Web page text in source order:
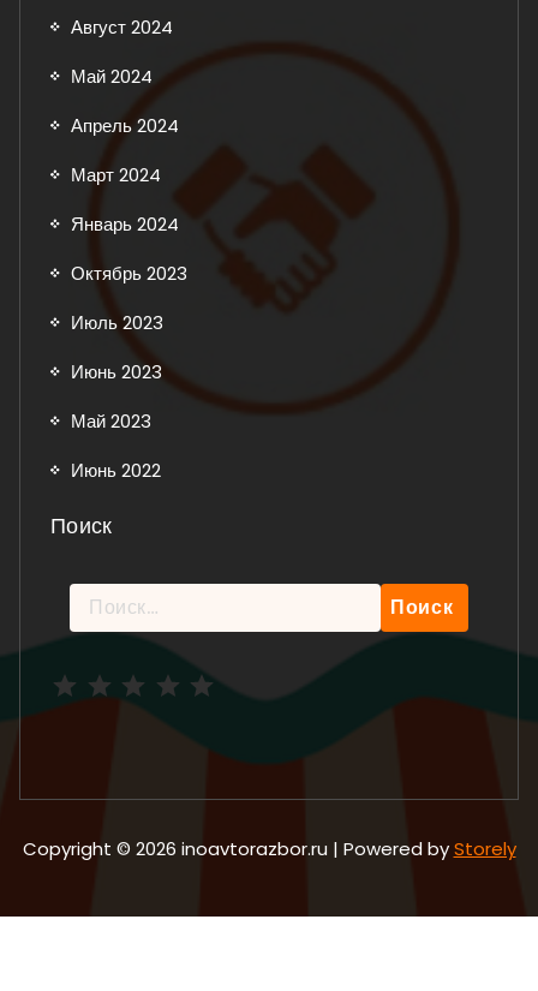
Август 2024
Май 2024
Апрель 2024
Март 2024
Январь 2024
Октябрь 2023
Июль 2023
Июнь 2023
Май 2023
Июнь 2022
Поиск
Найти:
Copyright © 2026 inoavtorazbor.ru | Powered byStorely